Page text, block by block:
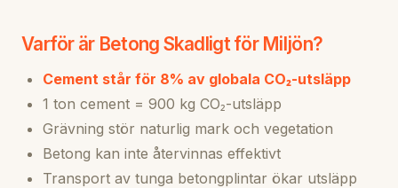
Varför är Betong Skadligt för Miljön?
Cement står för 8% av globala CO₂-utsläpp
1 ton cement = 900 kg CO₂-utsläpp
Grävning stör naturlig mark och vegetation
Betong kan inte återvinnas effektivt
Transport av tunga betongplintar ökar utsläpp